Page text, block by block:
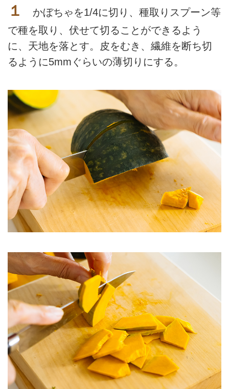
１
かぼちゃを1/4に切り、種取りスプーン等
で種を取り、伏せて切ることができるよう
に、天地を落とす。皮をむき、繊維を断ち切
るように5mmぐらいの薄切りにする。